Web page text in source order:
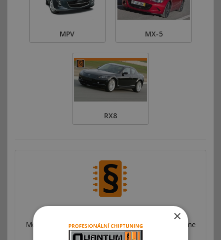
MPV MX-5
RX8
Autorizovaný chiptuning
Motorové mapy v řídící jednotce motoru upravujeme
ve spolupráci s jednotlivými automobilkami.
×